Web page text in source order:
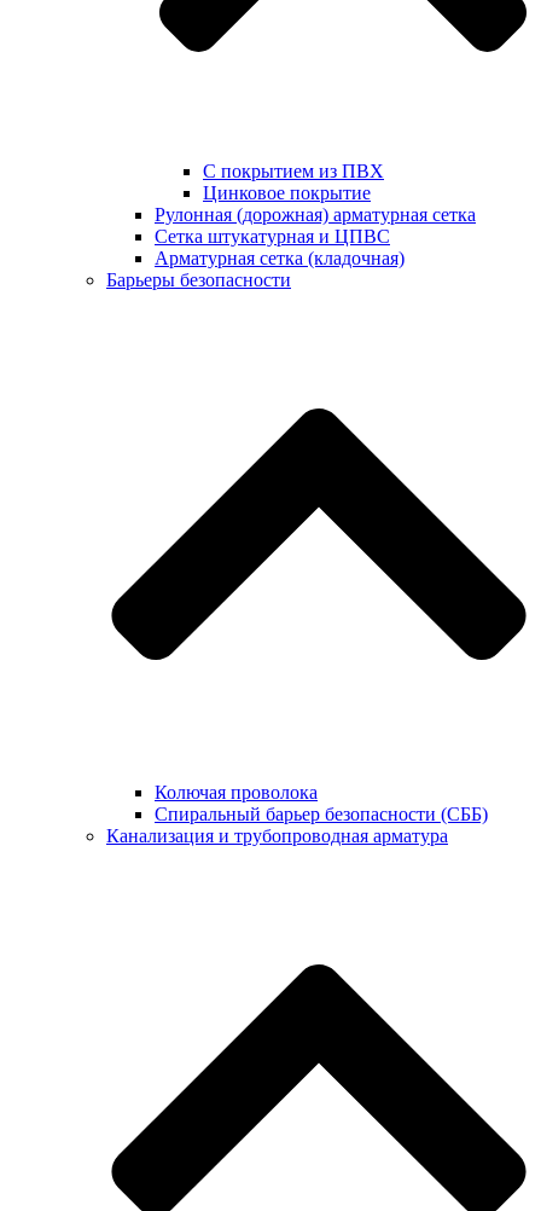
С покрытием из ПВХ
Цинковое покрытие
Рулонная (дорожная) арматурная сетка
Сетка штукатурная и ЦПВС
Арматурная сетка (кладочная)
Барьеры безопасности
Колючая проволока
Спиральный барьер безопасности (СББ)
Канализация и трубопроводная арматура